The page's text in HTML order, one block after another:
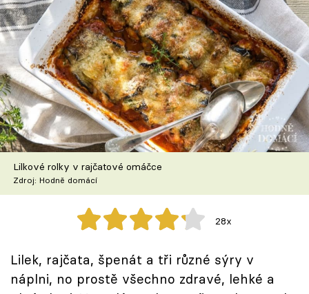
Recepty
Články
TV Program
Škola vaření
Recepty z TV
Speciál: Cuketa
Těhotnej kuchař
Sledujte prima+
Lilkové rolky v rajčatové omáčce
Zdroj: Hodně domácí
28x
Lilek, rajčata, špenát a tři různé sýry v
náplni, no prostě všechno zdravé, lehké a